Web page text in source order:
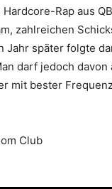
Rap aus
zahlreichen
Jahr später folgte
darf jedoch
mit bester
Club